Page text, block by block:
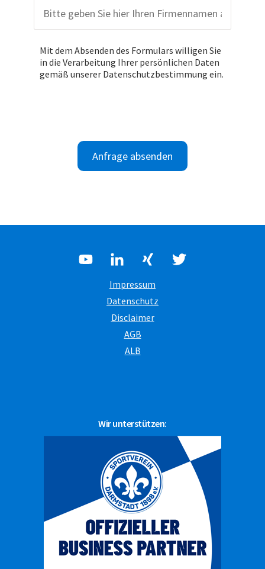
Mit dem Absenden des Formulars willigen Sie
in die Verarbeitung Ihrer persönlichen Daten
gemäß unserer Datenschutzbestimmung ein.
Anfrage absenden
Wir unterstützen:
Impressum
Datenschutz
Disclaimer
AGB
ALB